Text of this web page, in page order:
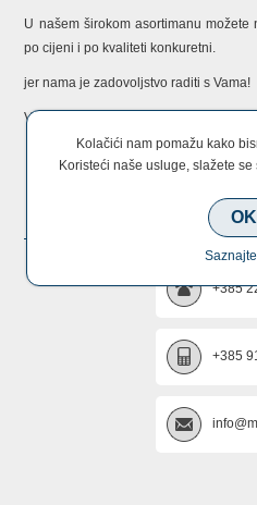
U našem širokom asortimanu
po cijeni i po kvaliteti konkuretni.
jer nama je zadovoljstvo raditi s Vama!
Vaš MKula tim!
+385
+385
Kolačići nam pomažu kako
Koristeći naše usluge, slažete
OK